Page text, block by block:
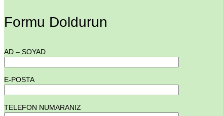
Formu Doldurun
AD – SOYAD
E-POSTA
TELEFON NUMARANIZ